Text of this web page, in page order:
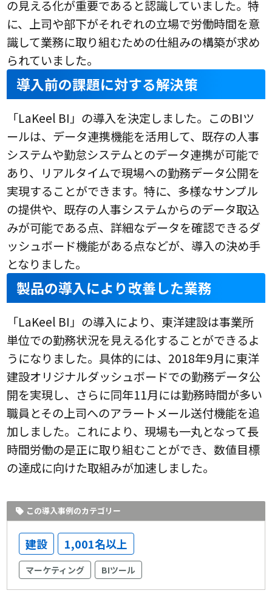
の見える化が重要であると認識していました。特
に、上司や部下がそれぞれの立場で労働時間を意
識して業務に取り組むための仕組みの構築が求め
られていました。
導入前の課題に対する解決策
「LaKeel BI」の導入を決定しました。このBIツ
ールは、データ連携機能を活用して、既存の人事
システムや勤怠システムとのデータ連携が可能で
あり、リアルタイムで現場への勤務データ公開を
実現することができます。特に、多様なサンプル
の提供や、既存の人事システムからのデータ取込
みが可能である点、詳細なデータを確認できるダ
ッシュボード機能がある点などが、導入の決め手
となりました。
製品の導入により改善した業務
「LaKeel BI」の導入により、東洋建設は事業所
単位での勤務状況を見える化することができるよ
うになりました。具体的には、2018年9月に東洋
建設オリジナルダッシュボードでの勤務データ公
開を実現し、さらに同年11月には勤務時間が多い
職員とその上司へのアラートメール送付機能を追
加しました。これにより、現場も一丸となって長
時間労働の是正に取り組むことができ、数値目標
の達成に向けた取組みが加速しました。
この導入事例のカテゴリー
建設 1,001名以上
マーケティング BIツール